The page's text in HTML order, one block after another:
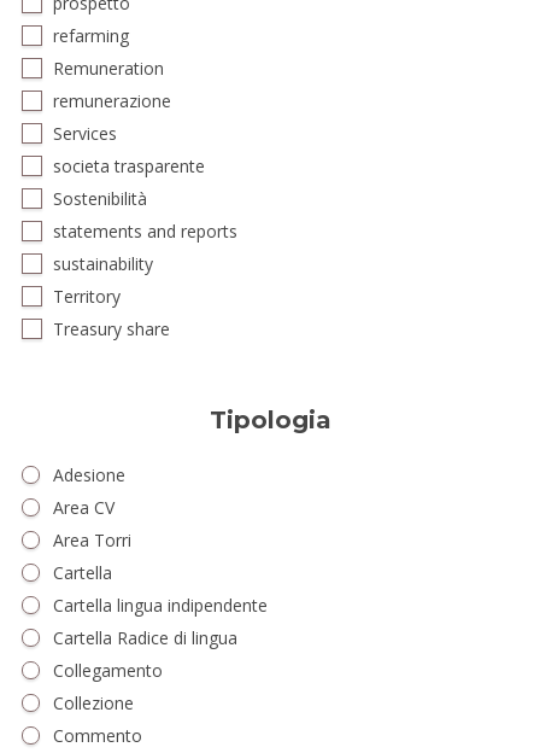
refarming
Remuneration
remunerazione
Services
societa trasparente
Sostenibilità
statements and reports
sustainability
Territory
Treasury share
Tipologia
Adesione
Area CV
Area Torri
Cartella
Cartella lingua indipendente
Cartella Radice di lingua
Collegamento
Collezione
Commento